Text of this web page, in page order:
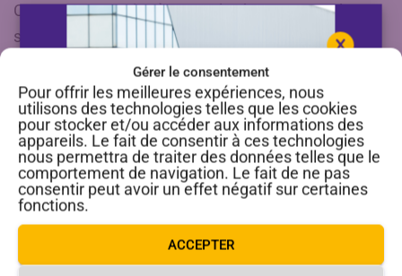
Gérer le consentement
Pour offrir les meilleures expériences, nous
utilisons des technologies telles que les cookies
pour stocker et/ou accéder aux informations des
appareils. Le fait de consentir à ces technologies
nous permettra de traiter des données telles que le
comportement de navigation. Le fait de ne pas
consentir peut avoir un effet négatif sur certaines
fonctions.
ACCEPTER
Fermeture estivale du service
de location de vélos VAE
Ce programme vise à ancrer les bons gestes de
sécurité, à acquérir les bases du code de la route et
à développer la confiance en soi pour permettre aux
enfants de circuler de façon autonome et sécurisée
sur la voie publique.
Les formations sont assurées par l’association La
Solid et ses partenaires Team Elles et Solution Vélo.
Une offre élargie pour
encourager la pratique du vélo